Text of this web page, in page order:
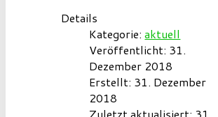
Details
Kategorie:aktuell
Veröffentlicht: 31.
Dezember 2018
Erstellt: 31. Dezember
2018